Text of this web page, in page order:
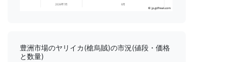
豊洲市場のヤリイカ(槍烏賊)の市況(値段・価格
と数量)